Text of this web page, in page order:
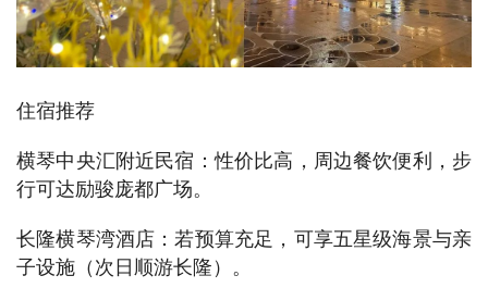
住宿推荐
横琴中央汇附近民宿：性价比高，周边餐饮便利，步
行可达励骏庞都广场。
长隆横琴湾酒店：若预算充足，可享五星级海景与亲
子设施（次日顺游长隆）。